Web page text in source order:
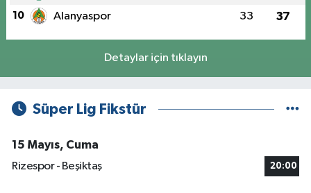
10 Alanyaspor 33 37
Detaylar için tıklayın
Süper Lig Fikstür
15 Mayıs, Cuma
Rizespor - Beşiktaş
20:00